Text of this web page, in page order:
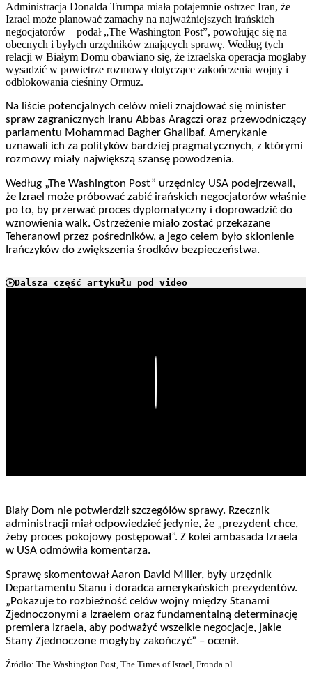
Administracja Donalda Trumpa miała potajemnie ostrzec Iran, że
Izrael może planować zamachy na najważniejszych irańskich
negocjatorów – podał „The Washington Post”, powołując się na
obecnych i byłych urzędników znających sprawę. Według tych
relacji w Białym Domu obawiano się, że izraelska operacja mogłaby
wysadzić w powietrze rozmowy dotyczące zakończenia wojny i
odblokowania cieśniny Ormuz.
Na liście potencjalnych celów mieli znajdować się minister
spraw zagranicznych Iranu Abbas Aragczi oraz przewodniczący
parlamentu Mohammad Bagher Ghalibaf. Amerykanie
uznawali ich za polityków bardziej pragmatycznych, z którymi
rozmowy miały największą szansę powodzenia.
Według „The Washington Post” urzędnicy USA podejrzewali,
że Izrael może próbować zabić irańskich negocjatorów właśnie
po to, by przerwać proces dyplomatyczny i doprowadzić do
wznowienia walk. Ostrzeżenie miało zostać przekazane
Teheranowi przez pośredników, a jego celem było skłonienie
Irańczyków do zwiększenia środków bezpieczeństwa.
Dalsza część artykułu pod video
Biały Dom nie potwierdził szczegółów sprawy. Rzecznik
administracji miał odpowiedzieć jedynie, że „prezydent chce,
żeby proces pokojowy postępował”. Z kolei ambasada Izraela
w USA odmówiła komentarza.
Sprawę skomentował Aaron David Miller, były urzędnik
Departamentu Stanu i doradca amerykańskich prezydentów.
„Pokazuje to rozbieżność celów wojny między Stanami
Zjednoczonymi a Izraelem oraz fundamentalną determinację
premiera Izraela, aby podważyć wszelkie negocjacje, jakie
Stany Zjednoczone mogłyby zakończyć” – ocenił.
Źródło: The Washington Post, The Times of Israel, Fronda.pl